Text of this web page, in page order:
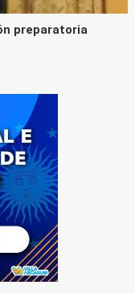
preparatoria